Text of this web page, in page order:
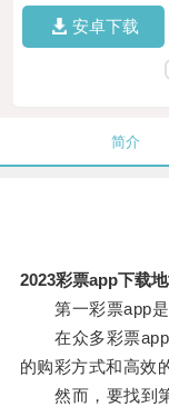
安卓下载
简介
2023彩票app下载
第一彩票app是
在众多彩票app
的购彩方式和高效
然而，要找到第